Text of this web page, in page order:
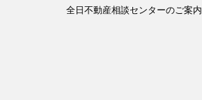
全日不動産相談センターのご案内